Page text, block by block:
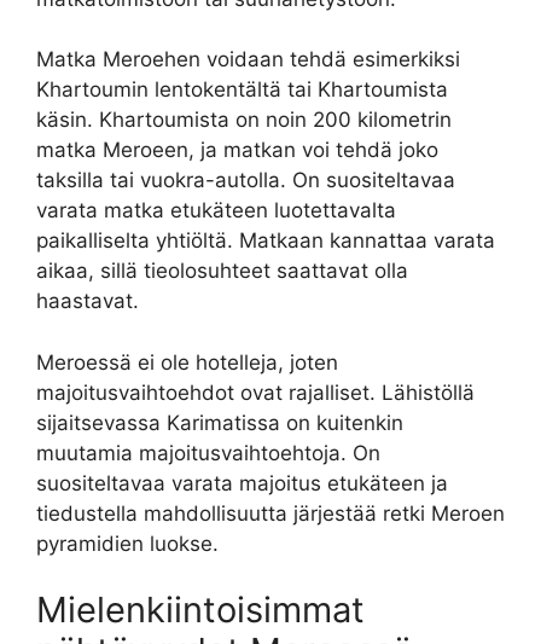
Matka Meroehen voidaan tehdä esimerkiksi
Khartoumin lentokentältä tai Khartoumista
käsin. Khartoumista on noin 200 kilometrin
matka Meroeen, ja matkan voi tehdä joko
taksilla tai vuokra-autolla. On suositeltavaa
varata matka etukäteen luotettavalta
paikalliselta yhtiöltä. Matkaan kannattaa varata
aikaa, sillä tieolosuhteet saattavat olla
haastavat.
Meroessä ei ole hotelleja, joten
majoitusvaihtoehdot ovat rajalliset. Lähistöllä
sijaitsevassa Karimatissa on kuitenkin
muutamia majoitusvaihtoehtoja. On
suositeltavaa varata majoitus etukäteen ja
tiedustella mahdollisuutta järjestää retki Meroen
pyramidien luokse.
Mielenkiintoisimmat